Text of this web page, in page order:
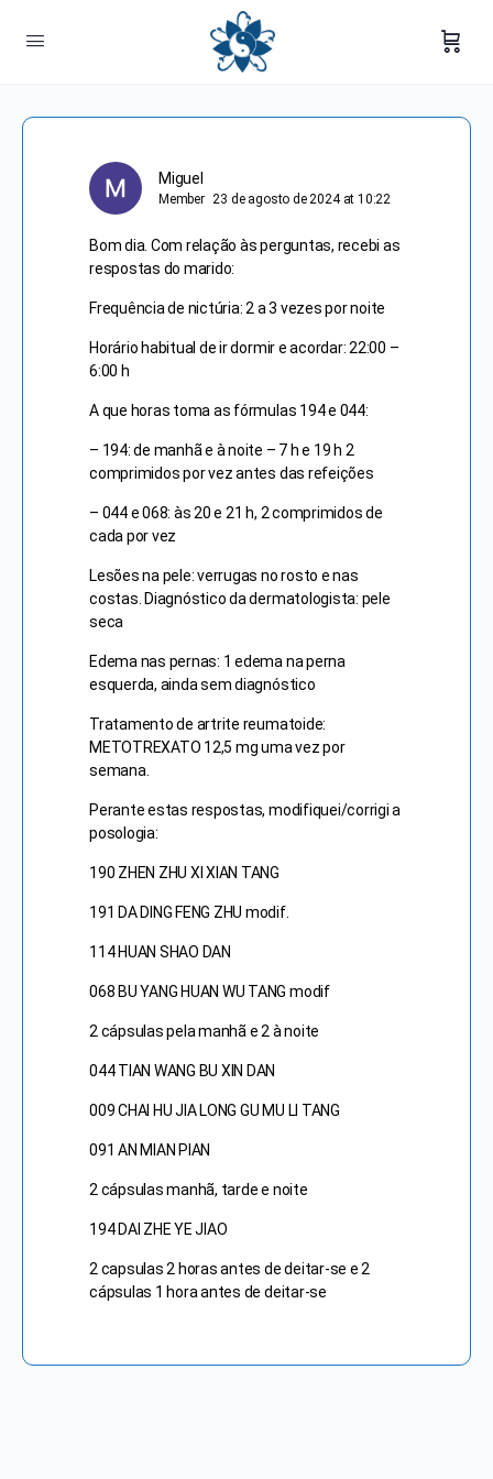
Miguel
Member 23 de agosto de 2024 at 10:22
Bom dia. Com relação às perguntas, recebi as
respostas do marido:
Frequência de nictúria: 2 a 3 vezes por noite
Horário habitual de ir dormir e acordar: 22:00 –
6:00 h
A que horas toma as fórmulas 194 e 044:
– 194: de manhã e à noite – 7 h e 19 h 2
comprimidos por vez antes das refeições
– 044 e 068: às 20 e 21 h, 2 comprimidos de
cada por vez
Lesões na pele: verrugas no rosto e nas
costas. Diagnóstico da dermatologista: pele
seca
Edema nas pernas: 1 edema na perna
esquerda, ainda sem diagnóstico
Tratamento de artrite reumatoide:
METOTREXATO 12,5 mg uma vez por
semana.
Perante estas respostas, modifiquei/corrigi a
posologia:
190 ZHEN ZHU XI XIAN TANG
191 DA DING FENG ZHU modif.
114 HUAN SHAO DAN
068 BU YANG HUAN WU TANG modif
2 cápsulas pela manhã e 2 à noite
044 TIAN WANG BU XIN DAN
009 CHAI HU JIA LONG GU MU LI TANG
091 AN MIAN PIAN
2 cápsulas manhã, tarde e noite
194 DAI ZHE YE JIAO
2 capsulas 2 horas antes de deitar-se e 2
cápsulas 1 hora antes de deitar-se